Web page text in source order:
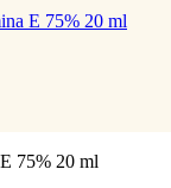
E 75% 20 ml